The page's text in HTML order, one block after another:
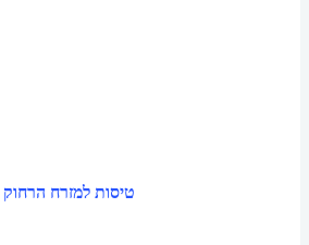
טיסות למזרח הרחוק